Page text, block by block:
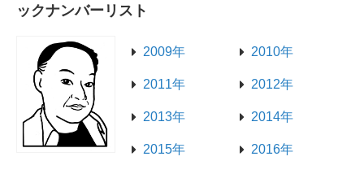
ックナンバーリスト
2009年 2010年
2011年 2012年
2013年 2014年
2015年 2016年